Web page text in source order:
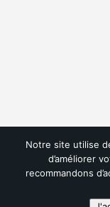
Notre site utilise
d’améliorer
recommandons